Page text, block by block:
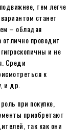
тем легче
станет
– обладая
проводит
и не
Среди
к
и др.
при покупке,
приобретают
так как они